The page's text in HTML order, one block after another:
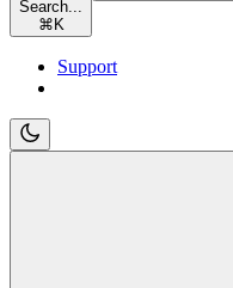
Search...
⌘ K
Support